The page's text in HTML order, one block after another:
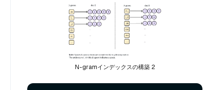
N-gramインデックスの構築 2